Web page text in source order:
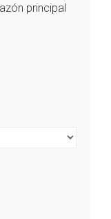
principal